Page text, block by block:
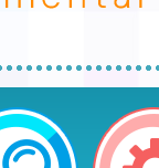
市運動
鎮區新